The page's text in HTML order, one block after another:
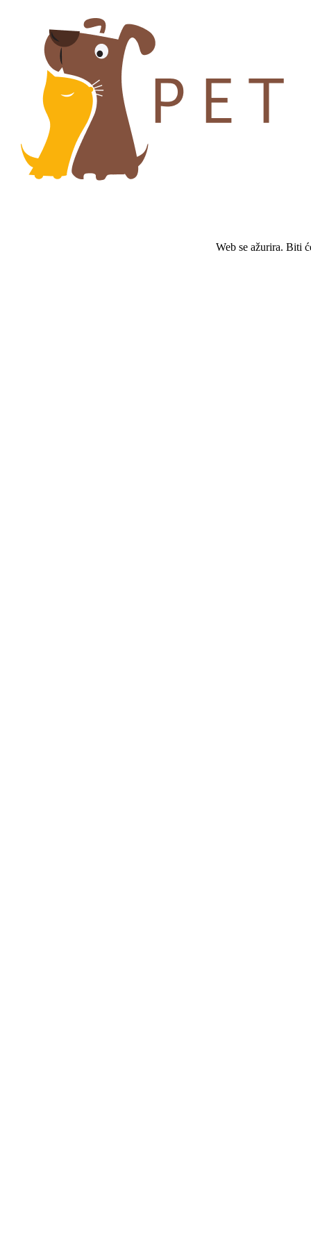
Web se ažurira. Biti